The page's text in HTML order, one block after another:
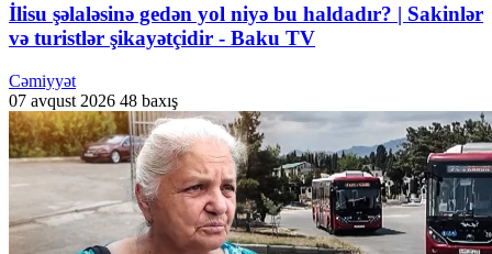
İlisu şəlaləsinə gedən yol niyə bu haldadır? | Sakinlər
və turistlər şikayətçidir - Baku TV
Cəmiyyət
07 avqust 2026 48 baxış